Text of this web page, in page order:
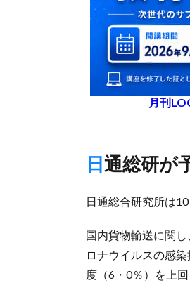
月刊
日通総研
日通総合研究所は
国内貨物輸送に関
ロナウイルスの感
度（6・0％）を上